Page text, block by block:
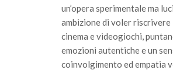
un’opera sperimentale ma
ambizione di voler
cinema e videogiochi,
emozioni autentiche e un
coinvolgimento ed empatia